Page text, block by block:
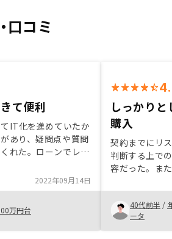
口コミ
て便利
IT化を進めていたか
あり、疑問点や質問
れた。ローンでレバ
つくことでリスクもマ
2022年09月14日
万円台
しっかり
購入
契約までにリ
判断する上で
容だった。ま
に相談できた
後のアフター
が、初めて不
最大の決め手
40代前半 /
ータ